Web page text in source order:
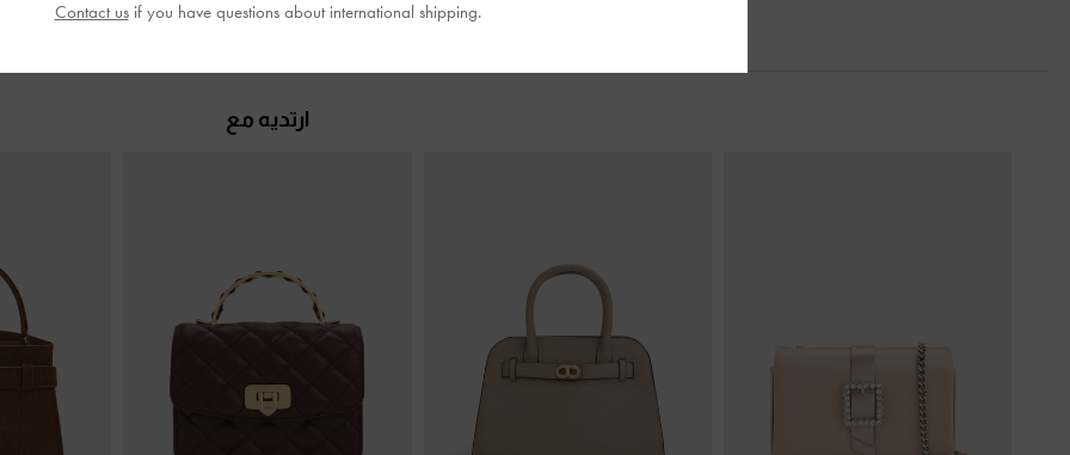
ارتديه مع
Contact usif you have questions about international shipping.